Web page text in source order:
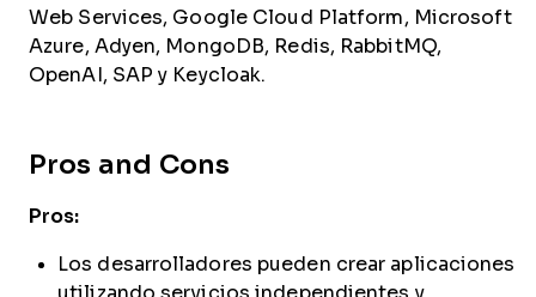
Web Services, Google Cloud Platform, Microsoft
Azure, Adyen, MongoDB, Redis, RabbitMQ,
OpenAI, SAP y Keycloak.
Pros and Cons
Pros:
Los desarrolladores pueden crear aplicaciones
utilizando servicios independientes y